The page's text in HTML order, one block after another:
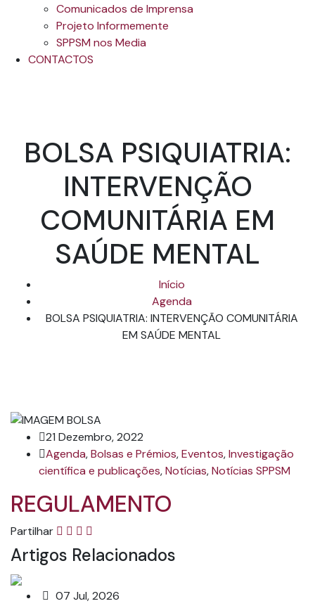
Comunicados de Imprensa
Projeto Informemente
SPPSM nos Media
CONTACTOS
BOLSA PSIQUIATRIA:
INTERVENÇÃO
COMUNITÁRIA EM
SAÚDE MENTAL
Início
Agenda
BOLSA PSIQUIATRIA: INTERVENÇÃO COMUNITÁRIA
EM SAÚDE MENTAL
21 Dezembro, 2022
Agenda,Bolsas e Prémios,Eventos,Investigação
científica e publicações,Notícias,Notícias SPPSM
REGULAMENTO
Partilhar
Artigos Relacionados
07 Jul, 2026